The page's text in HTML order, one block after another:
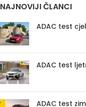
NAJNOVIJI ČLANCI
ADAC test
ADAC test
ADAC test